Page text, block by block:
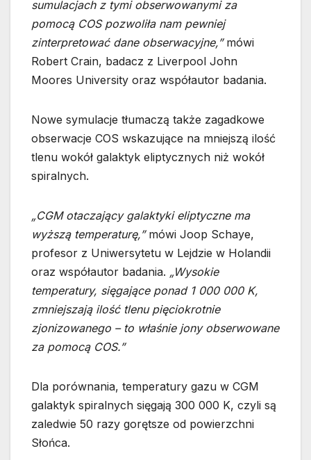
sumulacjach z tymi obserwowanymi za
pomocą COS pozwoliła nam pewniej
zinterpretować dane obserwacyjne,”mówi
Robert Crain, badacz z Liverpool John
Moores University oraz współautor badania.
Nowe symulacje tłumaczą także zagadkowe
obserwacje COS wskazujące na mniejszą ilość
tlenu wokół galaktyk eliptycznych niż wokół
spiralnych.
„CGM otaczający galaktyki eliptyczne ma
wyższą temperaturę,”mówi Joop Schaye,
profesor z Uniwersytetu w Lejdzie w Holandii
oraz współautor badania. „Wysokie
temperatury, sięgające ponad 1 000 000 K,
zmniejszają ilość tlenu pięciokrotnie
zjonizowanego – to właśnie jony obserwowane
za pomocą COS.”
Dla porównania, temperatury gazu w CGM
galaktyk spiralnych sięgają 300 000 K, czyli są
zaledwie 50 razy gorętsze od powierzchni
Słońca.